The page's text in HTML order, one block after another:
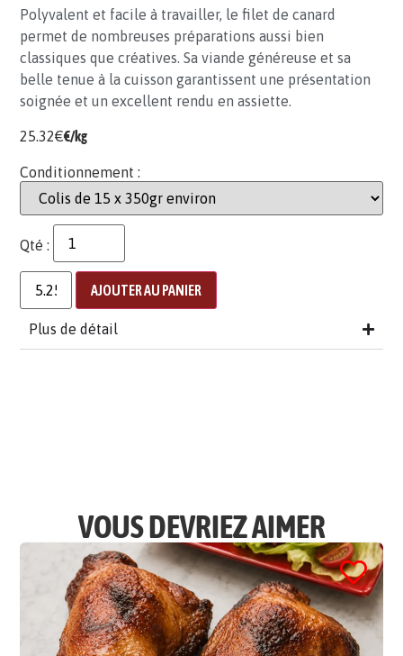
Polyvalent et facile à travailler, le filet de canard
permet de nombreuses préparations aussi bien
classiques que créatives. Sa viande généreuse et sa
belle tenue à la cuisson garantissent une présentation
soignée et un excellent rendu en assiette.
25.32€€/kg
Conditionnement :
Qté :
AJOUTER AU PANIER
Plus de détail
VOUS DEVRIEZ AIMER